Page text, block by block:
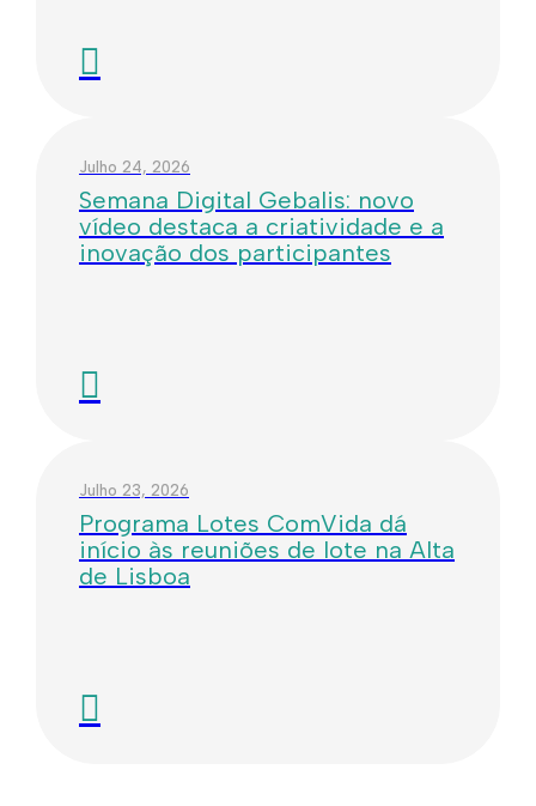
Julho 24, 2026
Semana Digital Gebalis: novo
vídeo destaca a criatividade e a
inovação dos participantes
Julho 23, 2026
Programa Lotes ComVida dá
início às reuniões de lote na Alta
de Lisboa